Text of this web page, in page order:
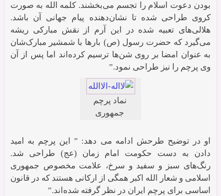
بودن دعوت اسلام را تجسم می‌بخشند. کلمه الله به صورت
کروی طراحی شده تا نشان‌دهنده پیام جهانی آن باشد.
هلالی‌های تعبیه شده در این آرم از نقش مبارکی ریشه
می‌گیرد که حضرت رسول (ص) بارها با شمشیر مبارک‌شان
به عنوان امضا بر روی شن‌ها ترسیم کرده‌اند اما پس از آن
وی پرچم را نیز طراحی نمود.”
نماد پرچم
جمهوری
او در توضیح طرحش ادامه می دهد: ” این پرچم به امید
دادن به دست حکومت امام زمان (عج) طراحی شد.
رنگ‌های سبز و سفید و سرخ، علامت مخصوص جمهوری
اسلامی و شعار الله اکبر همگی از ارکانی هستند که در قانون
اساسی برای پرچم ایران در نظر گرفته شده‌اند.”